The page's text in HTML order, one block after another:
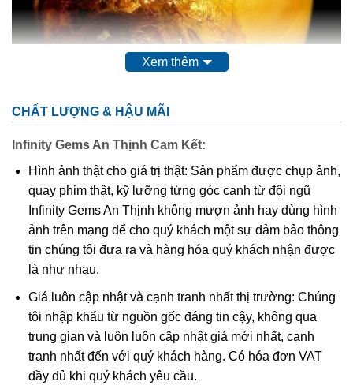
Hình 1: Quả trứng hổ phách – Xuất xứ: Colombia
Hổ phách (Amber), còn được gọi là huyết phách, minh
phách, hồng tùng chi, tiếng Latinh: succinum, là nhựa cây
đã hóa đá (hóa thạch) từ thời đại đồ đá mới, được đánh
giá cao về màu sắc và vẻ đẹp tự nhiên. Các phân tích cho
thấy hổ phách có công thức cấu tạo là C
là (C10 H16O)4. Hổ phách thường gặp dưới dạng khối nhựa
cứng hoặc dạng nhũ đá với các khối to nhỏ không đều
nhau, nhìn trong suốt với màu rất đẹp; một số trường hợp
còn thấy rõ trong mảnh hổ phách chứa các động vật hóa
thạch nguyên vẹn. Đem đun nóng, hổ phách tỏa mùi
Xem thêm
CHẤT LƯỢNG & HẬU MÃI
Infinity Gems An Thịnh Cam Kết:
Hình ảnh thật cho giá trị thật: Sản phẩm được chụp ảnh,
quay phim thật, kỹ lưỡng từng góc cạnh từ đội ngũ
Infinity Gems An Thịnh không mượn ảnh hay dùng hình
ảnh trên mạng để cho quý khách một sự đảm bảo thông
tin chúng tôi đưa ra và hàng hóa quý khách nhận được
là như nhau.
Giá luôn cập nhật và cạnh tranh nhất thị trường: Chúng
tôi nhập khẩu từ nguồn gốc đáng tin cậy, không qua
trung gian và luôn luôn cập nhật giá mới nhất, cạnh
tranh nhất đến với quý khách hàng. Có hóa đơn VAT
đầy đủ khi quý khách yêu cầu.